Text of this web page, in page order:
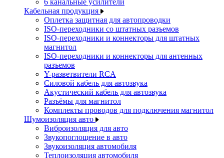
6 канальные усилители
Кабельная продукция
Оплетка защитная для автопроводки
ISO-переходники со штатных разъемов
ISO-переходники и коннекторы для штатных
магнитол
ISO-переходники и коннекторы для антенных
разъемов
Y-разветвители RCA
Силовой кабель для автозвука
Акустический кабель для автозвука
Разъёмы для магнитол
Комплекты проводов для подключения магнитол
Шумоизоляция авто
Виброизоляция для авто
Звукопоглощение в авто
Звукоизоляция автомобиля
Теплоизоляция автомобиля